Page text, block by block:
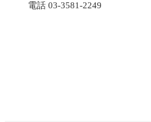
電話 03-3581-2249